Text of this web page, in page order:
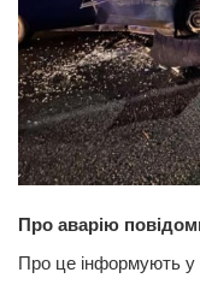
Про аварію
Про це інформують у